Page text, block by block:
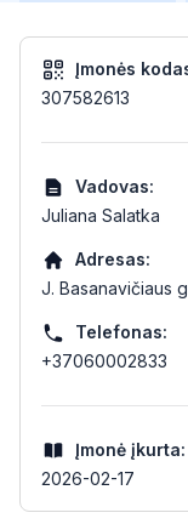
Įmonės
307582613
Vadovas:
Juliana Salatka
Adresas:
J. Basanavičiaus
Telefonas:
+37060002833
Įmonė įkurta:
2026-02-17